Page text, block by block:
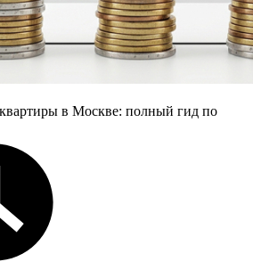
в Москве: полный гид по